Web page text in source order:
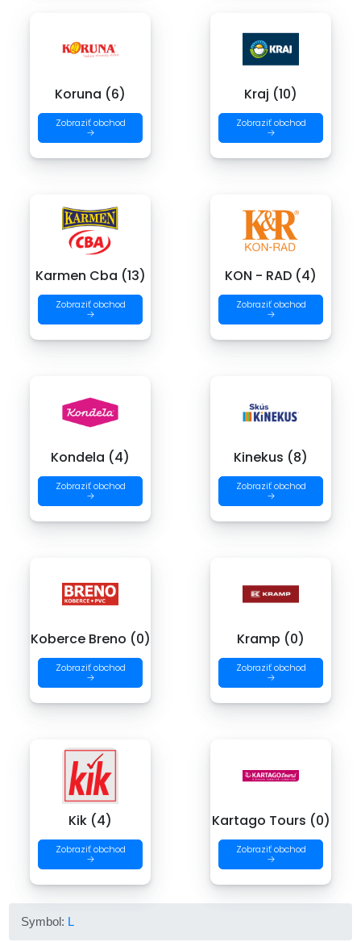
Koruna (6)
Zobraziť obchod
→
Kraj (10)
Zobraziť obchod
→
Karmen Cba (13)
Zobraziť obchod
→
KON - RAD (4)
Zobraziť obchod
→
Kondela (4)
Zobraziť obchod
→
Kinekus (8)
Zobraziť obchod
→
Koberce Breno (0)
Zobraziť obchod
→
Kramp (0)
Zobraziť obchod
→
Kik (4)
Zobraziť obchod
→
Kartago Tours (0)
Zobraziť obchod
→
Symbol: L